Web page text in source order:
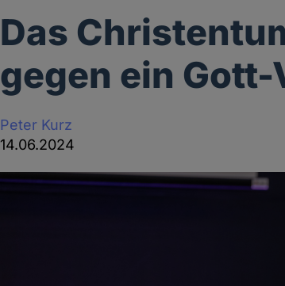
Das
gegen ein Gott-
Peter Kurz
14.06.2024